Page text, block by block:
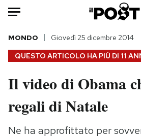
Auto
HOME
Italia
Politica
Tecnologia
QUESTO ARTICOLO HA PIÙ DI 11
MONDO Giovedì 25 dicembre 2014
Il video di Obama
regali di Natale
Ne ha approfittato per